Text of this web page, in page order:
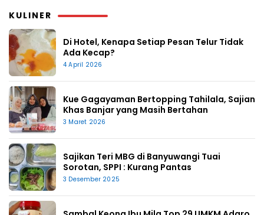
KULINER
Di Hotel, Kenapa Setiap Pesan Telur Tidak
Ada Kecap?
4 April 2026
Kue Gagayaman Bertopping Tahilala, Sajian
Khas Banjar yang Masih Bertahan
3 Maret 2026
Sajikan Teri MBG di Banyuwangi Tuai
Sorotan, SPPI : Kurang Pantas
3 Desember 2025